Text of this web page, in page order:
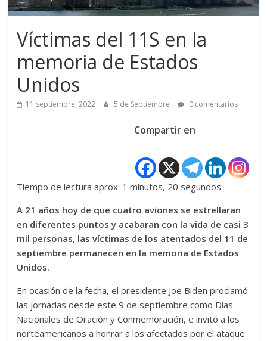
Víctimas del 11S en la
memoria de Estados
Unidos
11 septiembre, 2022 5 de Septiembre 0 comentarios
Compartir en
Tiempo de lectura aprox: 1 minutos, 20 segundos
A 21 años hoy de que cuatro aviones se estrellaran
en diferentes puntos y acabaran con la vida de casi 3
mil personas, las víctimas de los atentados del 11 de
septiembre permanecen en la memoria de Estados
Unidos.
En ocasión de la fecha, el presidente Joe Biden proclamó
las jornadas desde este 9 de septiembre como Días
Nacionales de Oración y Conmemoración, e invitó a los
norteamericanos a honrar a los afectados por el ataque